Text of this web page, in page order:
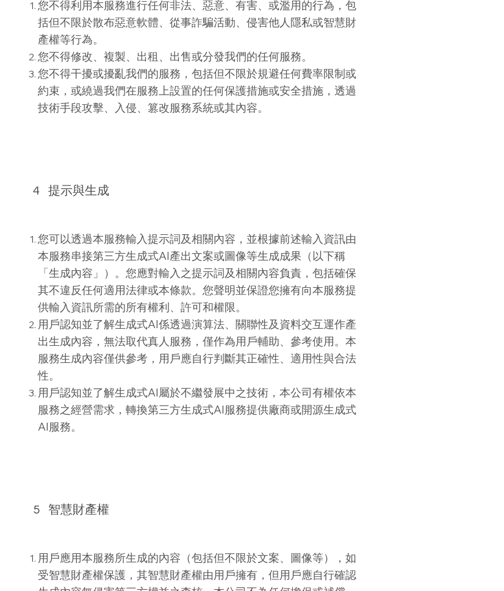
您不得利用本服務進行任何非法、惡意、有害、或濫用的行為，包
括但不限於散布惡意軟體、從事詐騙活動、侵害他人隱私或智慧財
產權等行為。
您不得修改、複製、出租、出售或分發我們的任何服務。
您不得干擾或擾亂我們的服務，包括但不限於規避任何費率限制或
約束，或繞過我們在服務上設置的任何保護措施或安全措施，透過
技術手段攻擊、入侵、篡改服務系統或其內容。
4 提示與生成
您可以透過本服務輸入提示詞及相關內容，並根據前述輸入資訊由
本服務串接第三方生成式AI產出文案或圖像等生成成果（以下稱
「生成內容」）。您應對輸入之提示詞及相關內容負責，包括確保
其不違反任何適用法律或本條款。您聲明並保證您擁有向本服務提
供輸入資訊所需的所有權利、許可和權限。
用戶認知並了解生成式AI係透過演算法、關聯性及資料交互運作產
出生成內容，無法取代真人服務，僅作為用戶輔助、參考使用。本
服務生成內容僅供參考，用戶應自行判斷其正確性、適用性與合法
性。
用戶認知並了解生成式AI屬於不繼發展中之技術，本公司有權依本
服務之經營需求，轉換第三方生成式AI服務提供廠商或開源生成式
AI服務。
5 智慧財產權
用戶應用本服務所生成的內容（包括但不限於文案、圖像等），如
受智慧財產權保護，其智慧財產權由用戶擁有，但用戶應自行確認